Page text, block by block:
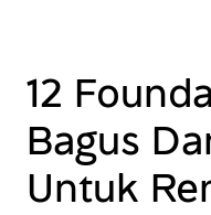
12
Bagus
Untuk